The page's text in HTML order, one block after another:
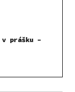
v prášku –